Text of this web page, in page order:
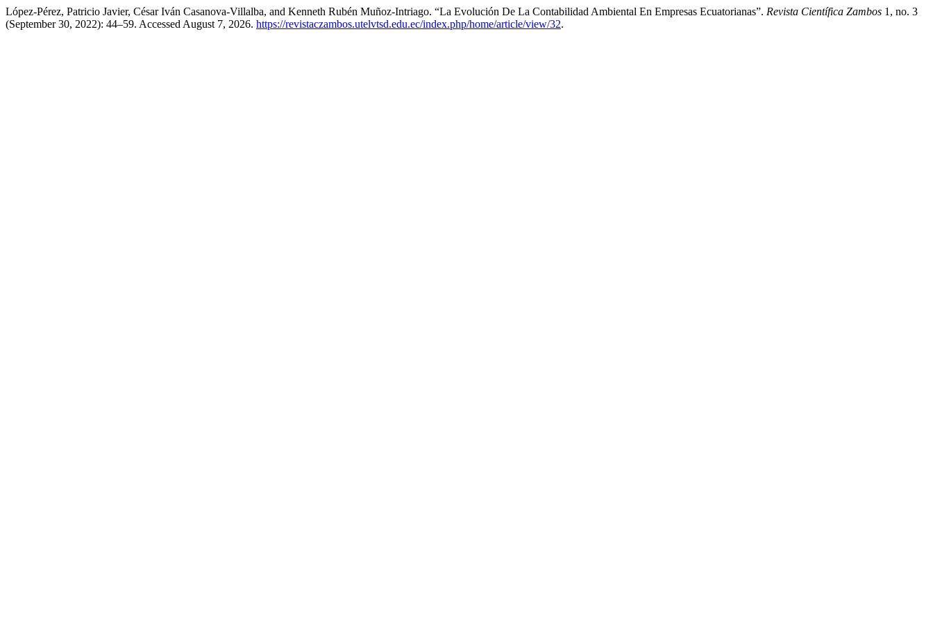
López-Pérez, Patricio Javier, César Iván Casanova-Villalba, and Kenneth Rubén Muñoz-Intriago. “La Evolución De La Contabilidad Ambiental En Empresas Ecuatorianas”. Revista Científica Zambos 1, no. 3
(September 30, 2022): 44–59. Accessed August 7, 2026. https://revistaczambos.utelvtsd.edu.ec/index.php/home/article/view/32.